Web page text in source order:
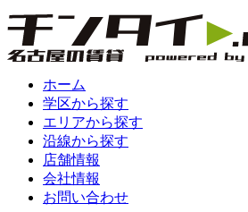
ホーム
学区から探す
エリアから探す
沿線から探す
店舗情報
会社情報
お問い合わせ